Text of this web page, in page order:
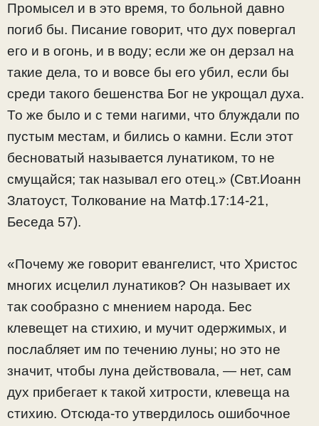
Промысел и в это время, то больной давно
погиб бы. Писание говорит, что дух повергал
его и в огонь, и в воду; если же он дерзал на
такие дела, то и вовсе бы его убил, если бы
среди такого бешенства Бог не укрощал духа.
То же было и с теми нагими, что блуждали по
пустым местам, и бились о камни. Если этот
бесноватый называется лунатиком, то не
смущайся; так называл его отец.» (Свт.Иоанн
Златоуст, Толкование на Матф.17:14-21,
Беседа 57).
«Почему же говорит евангелист, что Христос
многих исцелил лунатиков? Он называет их
так сообразно с мнением народа. Бес
клевещет на стихию, и мучит одержимых, и
послабляет им по течению луны; но это не
значит, чтобы луна действовала, — нет, сам
дух прибегает к такой хитрости, клевеща на
стихию. Отсюда-то утвердилось ошибочное